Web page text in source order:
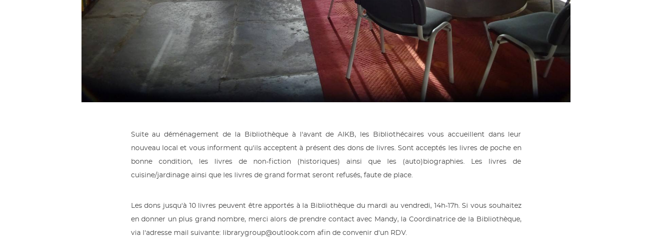
Suite au déménagement de la Bibliothèque à l'avant de AIKB, les Bibliothécaires vous accueillent dans leur
nouveau local et vous informent qu'ils acceptent à présent des dons de livres. Sont acceptés les livres de poche en
bonne condition, les livres de non-fiction (historiques) ainsi que les (auto)biographies. Les livres de
cuisine/jardinage ainsi que les livres de grand format seront refusés, faute de place.
Les dons jusqu'à 10 livres peuvent être apportés à la Bibliothèque du mardi au vendredi, 14h-17h. Si vous souhaitez
en donner un plus grand nombre, merci alors de prendre contact avec Mandy, la Coordinatrice de la Bibliothèque,
via l'adresse mail suivante: librarygroup@outlook.com afin de convenir d'un RDV.